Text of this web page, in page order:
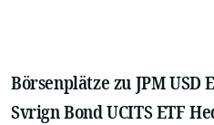
Börsenplätze zu JPM USD
Svrign Bond UCITS ETF